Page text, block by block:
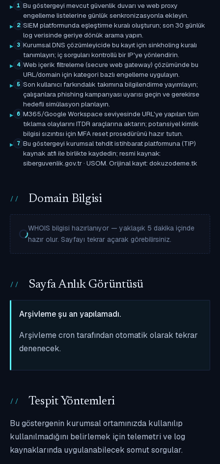
1 Bu göstergeyi mevcut güvenlik duvarı ve web proxy
engelleme listelerine günlük senkronizasyonla ekleyin.
2 SIEM platformunda eşleştirme kuralı oluşturun; son 30 günlük
log verisinde geriye dönük arama yapın.
3 Kurumsal DNS çözümleyicide bu kayıt için sinkholing kuralı
tanımlayın; iç sorguları kontrollü bir IP'ye yönlendirin.
4 Web içerik filtreleme (secure web gateway) çözümünde bu
URL/domain için kategori bazlı engelleme uygulayın.
5 Son kullanıcı farkındalık takımına bilgilendirme yayımlayın;
çalışanlara phishing kampanyası uyarısı geçin ve gerekirse
hedefli simülasyon planlayın.
6 M365/Google Workspace seviyesinde URL'ye yapılan tüm
tıklama olaylarını ITDR araçlarına aktarın; potansiyel kimlik
bilgisi sızıntısı için MFA reset prosedürünü hazır tutun.
7 Bu göstergeyi kurumsal tehdit istihbarat platformuna (TIP)
kaynak atfı ile birlikte kaydedin; resmi kaynak:
siberguvenlik.gov.tr · USOM. Orijinal kayıt: dokuzodeme.tk
Domain Bilgisi
WHOIS bilgisi hazırlanıyor — yaklaşık 5 dakika içinde
hazır olur. Sayfayı tekrar açarak görebilirsiniz.
Sayfa Anlık Görüntüsü
Arşivleme şu an yapılamadı.
Arşivleme cron tarafından otomatik olarak tekrar
denenecek.
Tespit Yöntemleri
Bu göstergenin kurumsal ortamınızda kullanılıp
kullanılmadığını belirlemek için telemetri ve log
kaynaklarında uygulanabilecek somut sorgular.